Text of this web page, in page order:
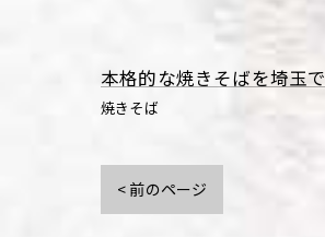
本格的な焼きそばを埼玉で
焼きそば
< 前のページ